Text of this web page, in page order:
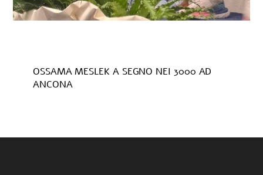
OSSAMA MESLEK A SEGNO NEI 3000 AD
ANCONA